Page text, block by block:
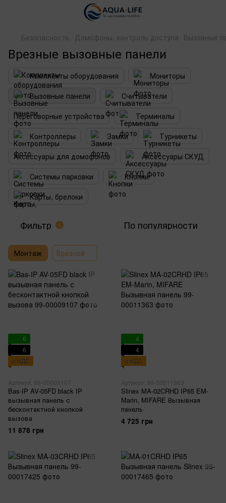
Безопасность Домофоны, контроль доступа Вызовные
Врезные вызовные панели
Комплекты оборудования
Мониторы
Вызовные панели
Считыватели
Переговорные устройства
Терминалы
Контроллеры
Замки
Турникеты
Аксессуары для домофонов
Аксессуары СКУД
Системы парковки
Кнопки
Карты, брелоки
Фильтр 1 По популярности
Монтаж Врезной
6
6
с НДС
Артикул: 99-00009107
Bas-IP AV-05FD black IP
вызывная панель с
бесконтактной кнопкой
вызова
11 878 грн
4
4
с НДС
Артикул: 99-00011363
Slinex MA-02CRHD IP65 EM-
Marin, MIFARE Вызывная
панель
4 725 грн